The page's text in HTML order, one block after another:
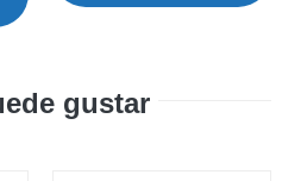
gustar